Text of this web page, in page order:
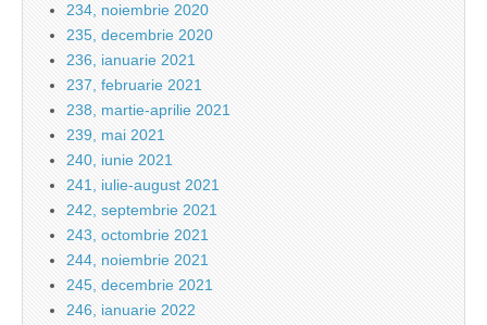
234, noiembrie 2020
235, decembrie 2020
236, ianuarie 2021
237, februarie 2021
238, martie-aprilie 2021
239, mai 2021
240, iunie 2021
241, iulie-august 2021
242, septembrie 2021
243, octombrie 2021
244, noiembrie 2021
245, decembrie 2021
246, ianuarie 2022